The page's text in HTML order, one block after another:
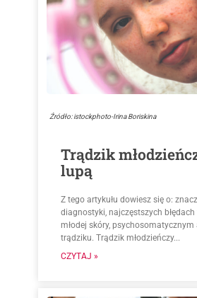
Źródło: istockphoto-Irina Boriskina
Trądzik
lupą
Z tego artykułu dowiesz się o:
diagnostyki, najczęstszych
młodej skóry, psychosomatycznym
trądziku. Trądzik młodzieńczy...
CZYTAJ »